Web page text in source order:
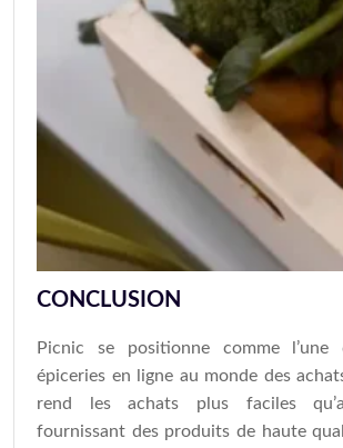
CONCLUSION
Picnic se positionne comme l’une
épiceries en ligne au monde des
rend les achats plus faciles
fournissant des produits de haute